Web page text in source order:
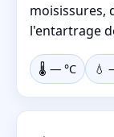
moisissures,
l'entartrage
🌡️ — °C 💧